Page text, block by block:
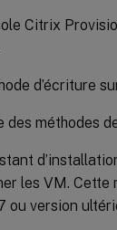
Citrix
d’écriture
des méthodes
les VM.
ou version